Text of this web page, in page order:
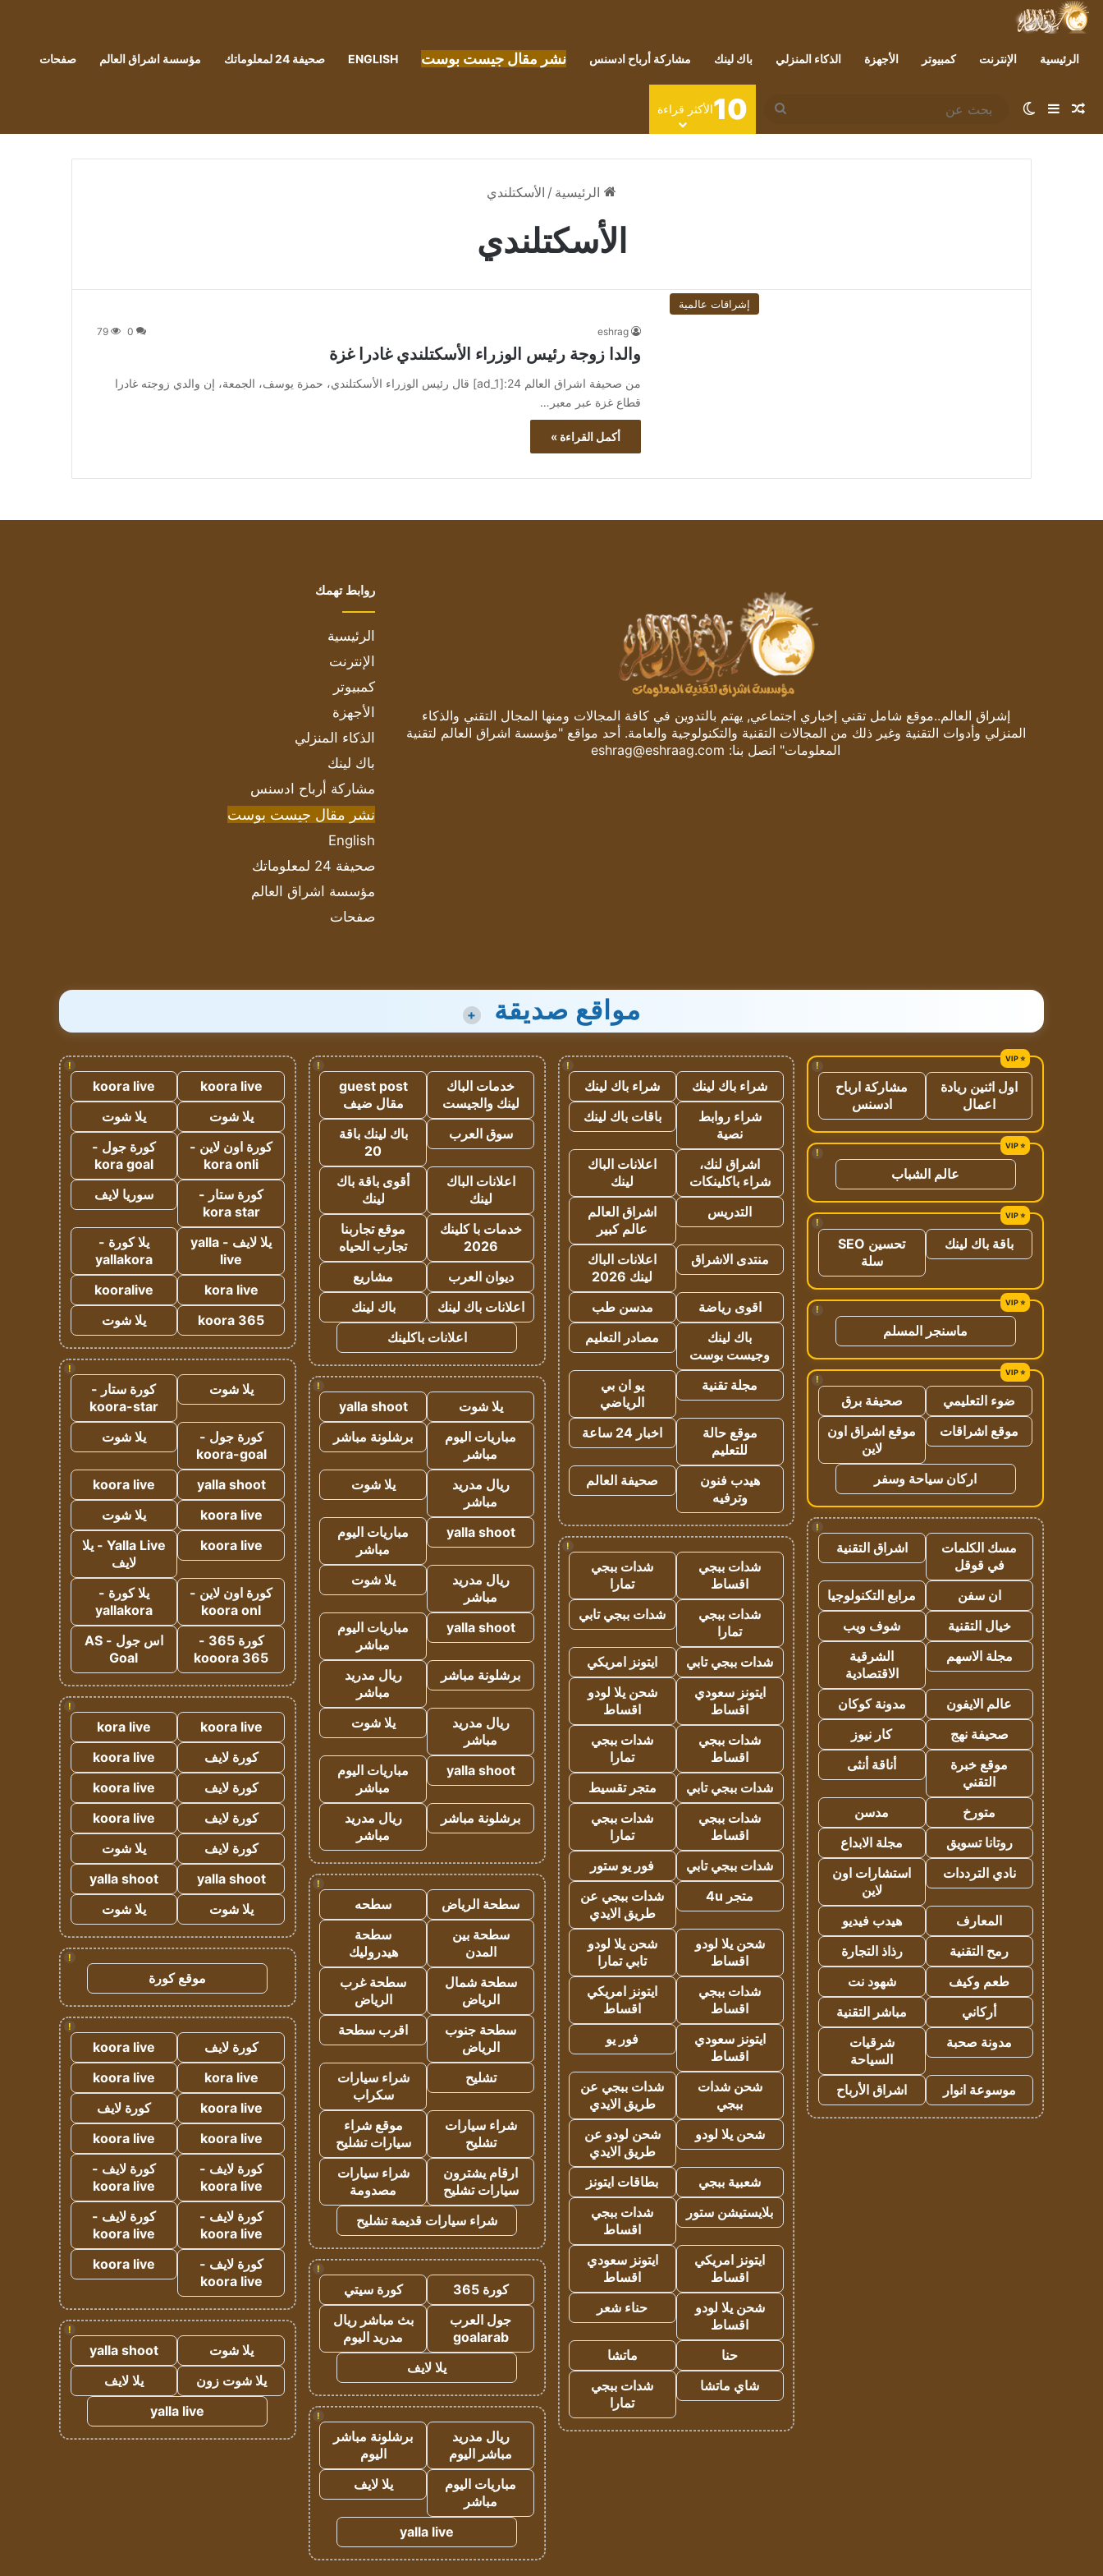
الرئيسية الإنترنت كمبيوتر الأجهزة الذكاء المنزلي باك لينك مشاركة أرباح ادسنس نشر مقال جيست بوست ENGLISH صحيفة 24 لمعلوماتك مؤسسة اشراق العالم صفحات
مقال عشوائي
إضافة عمود جانبي
الوضع المظلم
بحث
عن
10الأكثر قراءة
الرئيسية / الأسكتلندي
الأسكتلندي
إشراقات عالمية
eshrag
0
79
والدا زوجة رئيس الوزراء الأسكتلندي غادرا غزة
من صحيفة اشراق العالم 24:[ad_1] قال رئيس الوزراء الأسكتلندي، حمزة يوسف، الجمعة، إن والدي زوجته غادرا
قطاع غزة عبر معبر…
أكمل القراءة »
إشراق العالم..موقع شامل تقني إخباري اجتماعي, يهتم بالتدوين في كافة المجالات ومنها المجال التقني والذكاء
المنزلي وأدوات التقنية وغير ذلك من المجالات التقنية والتكنولوجية والعامة. أحد مواقع "مؤسسة اشراق العالم لتقنية
المعلومات" اتصل بنا: eshrag@eshraag.com
روابط تهمك
الرئيسية
الإنترنت
كمبيوتر
الأجهزة
الذكاء المنزلي
باك لينك
مشاركة أرباح ادسنس
نشر مقال جيست بوست
English
صحيفة 24 لمعلوماتك
مؤسسة اشراق العالم
صفحات
مواقع صديقة +
!
اول اثنين ريادة
اعمال
مشاركة ارباح
ادسنس
!
عالم الشباب
!
باقة باك لينك
تحسين SEO
سلة
!
ماسنجر المسلم
!
ضوء التعليمي
صحيفة برق
موقع اشراقات
موقع اشراق اون
لاين
اركان سياحة وسفر
!
مسك الكلمات
في قوقل
اشراق التقنية
ان سفن
مرابع التكنولوجيا
خيال التقنية
شوف ويب
مجلة الاسهم
الشرقية
الاقتصادية
عالم الايفون
مدونة كوكان
صحيفة نهج
كار نيوز
موقع خبرة
التقني
أناقة أنثى
متورخ
مدسن
روتانا تسويق
مجلة الابداع
نادي الترددات
استشارات اون
لاين
المعارف
هيدب فيديو
رمح التقنية
رذاذ التجارة
طعم وكيف
شهود نت
أركاني
مباشر التقنية
مدونة صحبة
شرقيات
السياحة
موسوعة انوار
اشراق الأرباح
!
شراء باك لينك
شراء باك لينك
شراء روابط
نصية
باقات باك لينك
اشراق لنك،
شراء باكلينكات
اعلانات الباك
لينك
التدريس
اشراق العالم
عالم كبير
منتدى الاشراق
اعلانات الباك
لينك 2026
اقوى رياضة
مدسن طب
باك لينك
وجيست بوست
مصادر التعليم
مجلة تقنية
يو ان بي
الرياضي
موقع حالة
للتعليم
اخبار 24 ساعة
هيدب فنون
وترفيه
صحيفة العالم
!
شدات ببجي
اقساط
شدات ببجي
تمارا
شدات ببجي
تمارا
شدات ببجي تابي
شدات ببجي تابي
ايتونز امريكي
ايتونز سعودي
اقساط
شحن يلا لودو
اقساط
شدات ببجي
اقساط
شدات ببجي
تمارا
شدات ببجي تابي
متجر تقسيط
شدات ببجي
اقساط
شدات ببجي
تمارا
شدات ببجي تابي
فور يو ستور
متجر 4u
شدات ببجي عن
طريق الايدي
شحن يلا لودو
اقساط
شحن يلا لودو
تابي تمارا
شدات ببجي
اقساط
ايتونز امريكي
اقساط
ايتونز سعودي
اقساط
فور يو
شحن شدات
ببجي
شدات ببجي عن
طريق الايدي
شحن يلا لودو
شحن لودو عن
طريق الايدي
شعبية ببجي
بطاقات ايتونز
بلايستيشن ستور
شدات ببجي
اقساط
ايتونز امريكي
اقساط
ايتونز سعودي
اقساط
شحن يلا لودو
اقساط
حناء شعر
حنا
ماتشا
شاي ماتشا
شدات ببجي
تمارا
!
خدمات الباك
لينك والجيست
guest post
مقال ضيف
سوق العرب
باك لينك باقة
20
اعلانات الباك
لينك
أقوى باقة باك
لينك
خدمات با كلينك
2026
موقع تجاربنا
تجارب الحياه
ديوان العرب
مشاريع
اعلانات باك لينك
باك لينك
اعلانات باكلينك
!
يلا شوت
yalla shoot
مباريات اليوم
مباشر
برشلونة مباشر
ريال مدريد
مباشر
يلا شوت
yalla shoot
مباريات اليوم
مباشر
ريال مدريد
مباشر
يلا شوت
yalla shoot
مباريات اليوم
مباشر
برشلونة مباشر
ريال مدريد
مباشر
ريال مدريد
مباشر
يلا شوت
yalla shoot
مباريات اليوم
مباشر
برشلونة مباشر
ريال مدريد
مباشر
!
سطحة الرياض
سطحه
سطحة بين
المدن
سطحة
هيدروليك
سطحة شمال
الرياض
سطحة غرب
الرياض
سطحة جنوب
الرياض
اقرب سطحة
تشليح
شراء سيارات
سكراب
شراء سيارات
تشليح
موقع شراء
سيارات تشليح
ارقام يشترون
سيارات تشليح
شراء سيارات
مصدومة
شراء سيارات قديمة تشليح
!
كورة 365
كورة سيتي
جول العرب
goalarab
بث مباشر ريال
مدريد اليوم
يلا لايف
!
ريال مدريد
مباشر اليوم
برشلونة مباشر
اليوم
مباريات اليوم
مباشر
يلا لايف
yalla live
!
koora live
koora live
يلا شوت
يلا شوت
كورة اون لاين -
kora onli
كورة جول -
kora goal
كورة ستار -
kora star
سوريا لايف
يلا لايف - yalla
live
يلا كورة -
yallakora
kora live
kooralive
koora 365
يلا شوت
!
يلا شوت
كورة ستار -
koora-star
كورة جول -
koora-goal
يلا شوت
yalla shoot
koora live
koora live
يلا شوت
koora live
Yalla Live - يلا
لايف
كورة اون لاين -
koora onl
يلا كورة -
yallakora
كورة 365 -
kooora 365
اس جول - AS
Goal
!
koora live
kora live
كورة لايف
koora live
كورة لايف
koora live
كورة لايف
koora live
كورة لايف
يلا شوت
yalla shoot
yalla shoot
يلا شوت
يلا شوت
!
موقع كورة
!
كورة لايف
koora live
kora live
koora live
koora live
كورة لايف
koora live
koora live
كورة لايف -
koora live
كورة لايف -
koora live
كورة لايف -
koora live
كورة لايف -
koora live
كورة لايف -
koora live
koora live
!
يلا شوت
yalla shoot
يلا شوت زون
يلا لايف
yalla live